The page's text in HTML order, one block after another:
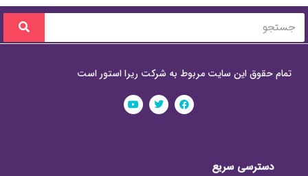
تمام حقوق این سایت مربوط به شرکت ریرا استور است
دسترسی سریع